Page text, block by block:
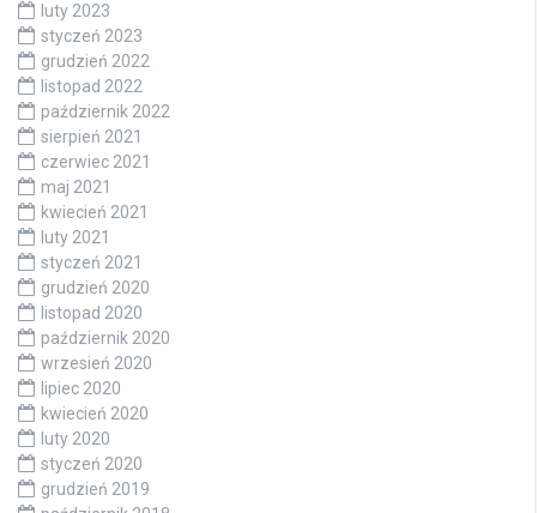
luty 2023
styczeń 2023
grudzień 2022
listopad 2022
październik 2022
sierpień 2021
czerwiec 2021
maj 2021
kwiecień 2021
luty 2021
styczeń 2021
grudzień 2020
listopad 2020
październik 2020
wrzesień 2020
lipiec 2020
kwiecień 2020
luty 2020
styczeń 2020
grudzień 2019